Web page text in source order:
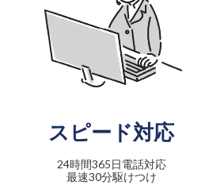
スピード対応
24時間365日電話対応
最速30分駆けつけ